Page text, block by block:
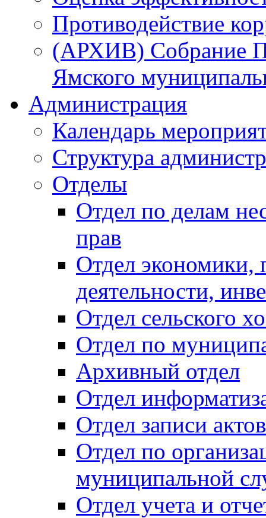
Противодействие
(АРХИВ) Собрание
Ямского
Администрация
Календарь
Структура
Отделы
Отдел по делам
прав
Отдел экономики,
деятельности,
Отдел сельского
Отдел по
Архивный отдел
Отдел
Отдел записи
Отдел по
муниципальной
Отдел учета и